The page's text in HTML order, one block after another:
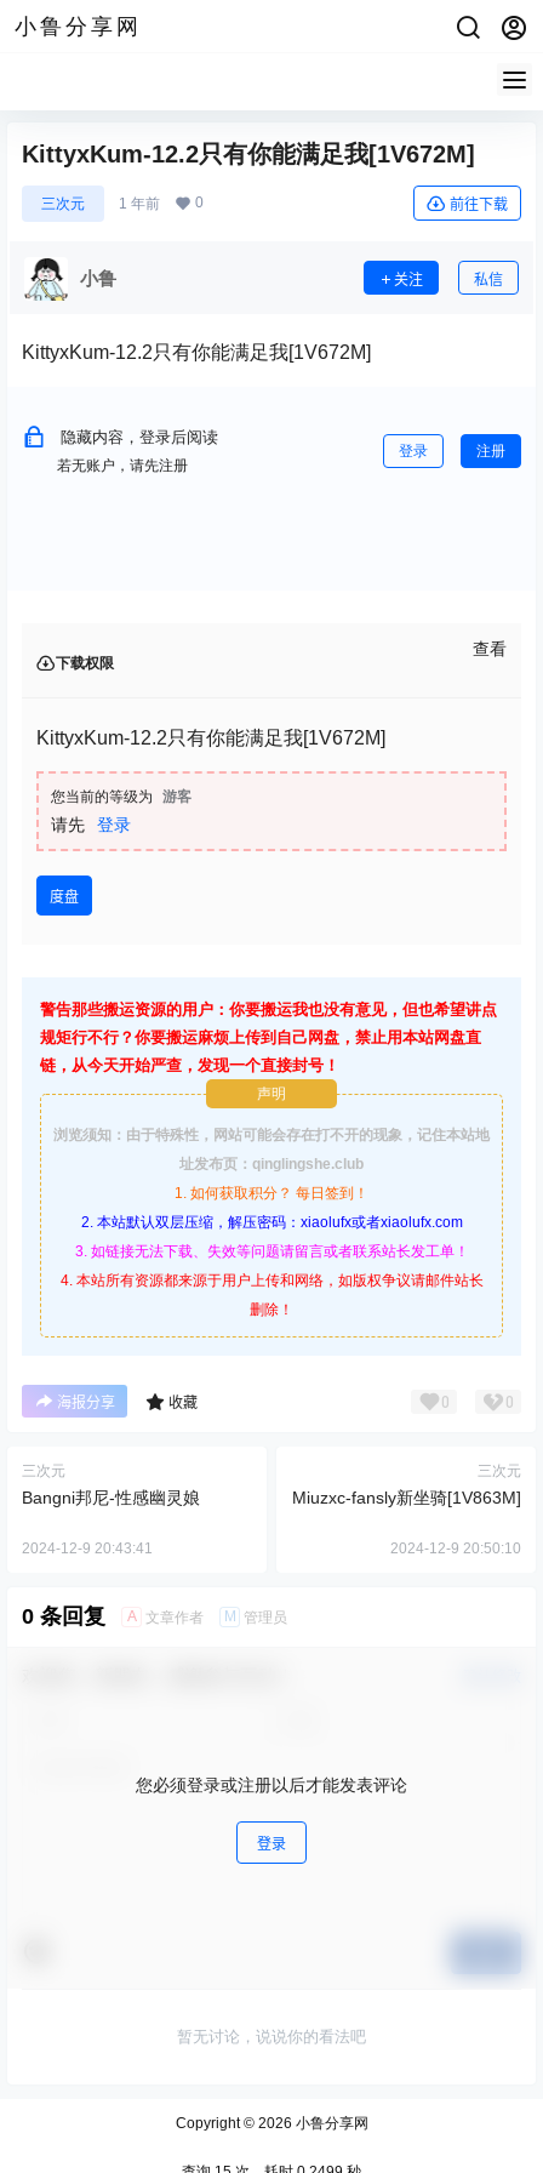
小鲁分享网
KittyxKum-12.2只有你能满足我[1V672M]
三次元 1 年前 0 前往下载
小鲁 关注 私信
KittyxKum-12.2只有你能满足我[1V672M]
隐藏内容，登录后阅读
若无账户，请先注册
登录 注册
下载权限
查看
KittyxKum-12.2只有你能满足我[1V672M]
您当前的等级为 游客
请先 登录
度盘
警告那些搬运资源的用户：你要搬运我也没有意见，但也希望讲点
规矩行不行？你要搬运麻烦上传到自己网盘，禁止用本站网盘直
链，从今天开始严查，发现一个直接封号！
声明
浏览须知：由于特殊性，网站可能会存在打不开的现象，记住本站地
址发布页：qinglingshe.club
1. 如何获取积分？ 每日签到！
2. 本站默认双层压缩，解压密码：xiaolufx或者xiaolufx.com
3. 如链接无法下载、失效等问题请留言或者联系站长发工单！
4. 本站所有资源都来源于用户上传和网络，如版权争议请邮件站长
删除！
海报分享 收藏 0 0
三次元
Bangni邦尼-性感幽灵娘
2024-12-9 20:43:41
三次元
Miuzxc-fansly新坐骑[1V863M]
2024-12-9 20:50:10
0 条回复 A 文章作者 M 管理员
您必须登录或注册以后才能发表评论
登录
暂无讨论，说说你的看法吧
Copyright © 2026 小鲁分享网